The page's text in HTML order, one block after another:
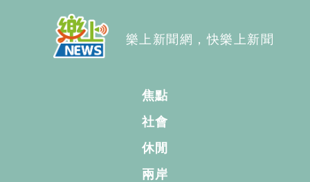
樂上新聞網，快樂上新聞
焦點
社會
休閒
兩岸